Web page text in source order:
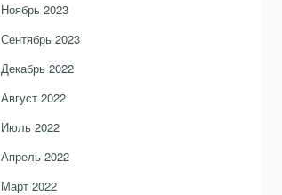
Ноябрь 2023
Сентябрь 2023
Декабрь 2022
Август 2022
Июль 2022
Апрель 2022
Март 2022